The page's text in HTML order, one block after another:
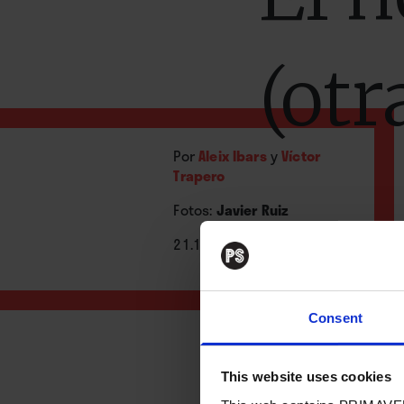
Consent
This website uses cookies
PorAleix IbarsyVíctor
Trapero
Fotos: Javier Ruiz
21.12.2020